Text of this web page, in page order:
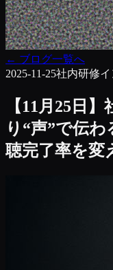
← ブログ一覧へ
2025-11-25社内研修
【11月25日
り“声”で伝
聴完了率を変